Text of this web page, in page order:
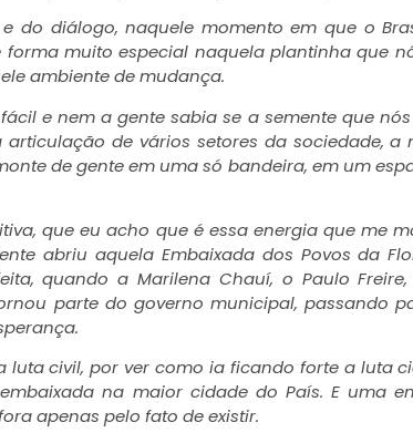
do diálogo, naquele momento em que o
muito especial naquela plantinha que
ambiente de mudança.
e nem a gente sabia se a semente que
de vários setores da sociedade, a
de gente em uma só bandeira, em um
que eu acho que é essa energia que me
abriu aquela Embaixada dos Povos da
quando a Marilena Chauí, o Paulo
parte do governo municipal, passando
luta civil, por ver como ia ficando forte a luta
na maior cidade do País. E uma
apenas pelo fato de existir.